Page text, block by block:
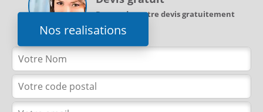
Nos realisations
Demandez votre devis gratuitement